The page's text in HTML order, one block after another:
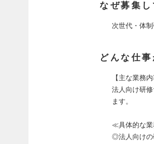
なぜ募集
次世代・体
どんな仕事
【主な業務内
法人向け研
ます。
≪具体的な
◎法人向けの